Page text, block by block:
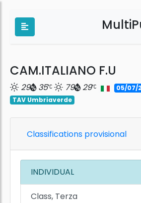
CAM.ITALIANO F.U
29 35 79 29 05/07/
TAV Umbriaverde
Classifications provisional
INDIVIDUAL
Class, Terza